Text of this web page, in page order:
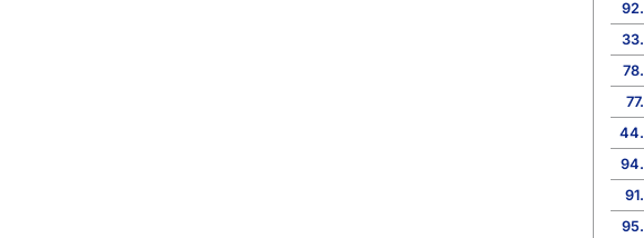
92.
33.
78.
77.
44.
94.
91.
95.